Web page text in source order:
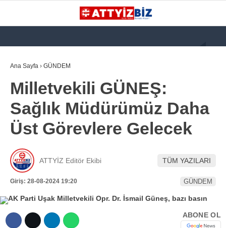
WhatsApp İhbar
KATEGORİLER
GÜNDEM
112 ACİL
ATT
PARAMEDİK (AABT)
İLANLAR
Ana Sayfa › GÜNDEM
Milletvekili GÜNEŞ:
Sağlık Müdürümüz Daha
Üst Görevlere Gelecek
ATTYİZ Editör Ekibi TÜM YAZILARI
Giriş: 28-08-2024 19:20 GÜNDEM
ABONE OL